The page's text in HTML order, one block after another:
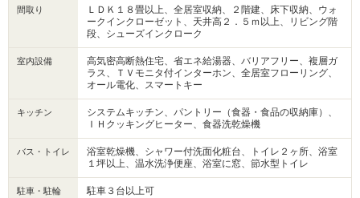
間取り
ＬＤＫ１８畳以上、全居室収納、２階建、床下収納、ウォ
ークインクローゼット、天井高２．５ｍ以上、リビング階
段、シューズインクローク
室内設備
高気密高断熱住宅、省エネ給湯器、バリアフリー、複層ガ
ラス、ＴＶモニタ付インターホン、全居室フローリング、
オール電化、スマートキー
キッチン
システムキッチン、パントリー（食器・食品の収納庫）、
ＩＨクッキングヒーター、食器洗乾燥機
バス・トイレ
浴室乾燥機、シャワー付洗面化粧台、トイレ２ヶ所、浴室
１坪以上、温水洗浄便座、浴室に窓、節水型トイレ
駐車・駐輪 駐車３台以上可